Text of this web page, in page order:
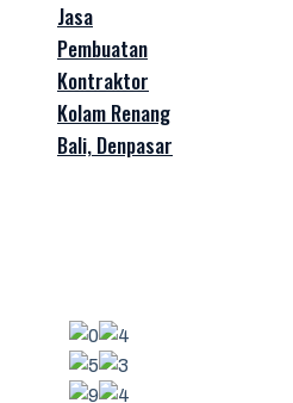
Jasa
Pembuatan
Kontraktor
Kolam Renang
Bali, Denpasar